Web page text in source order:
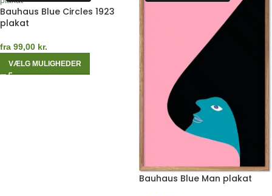
Bauhaus Blue Circles 1923
plakat
fra 99,00 kr.
VÆLG MULIGHEDER
Bauhaus Blue Man plakat